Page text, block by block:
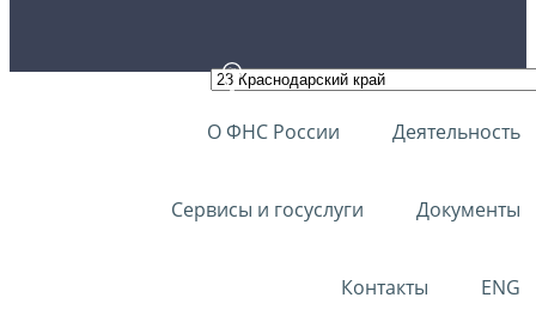
О ФНС России Деятельность
Сервисы и госуслуги Документы
Контакты ENG